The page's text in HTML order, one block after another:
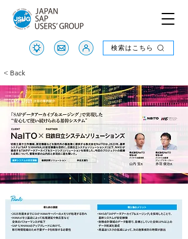
検索はこちら
検索はこちら
< Back